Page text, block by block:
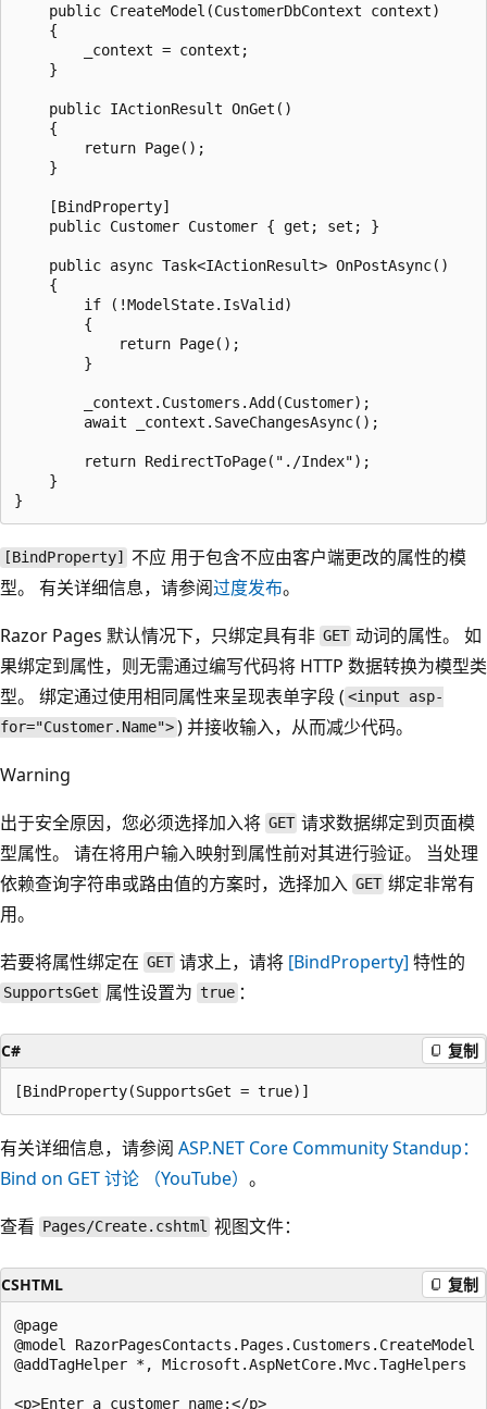
    public CreateModel(CustomerDbContext context)
    {
        _context = context;
    }
    public IActionResult OnGet()
    {
        return Page();
    }
    [BindProperty]
    public Customer Customer { get; set; }
    public async Task<IActionResult> OnPostAsync()
    {
        if (!ModelState.IsValid)
        {
            return Page();
        }
        _context.Customers.Add(Customer);
        await _context.SaveChangesAsync();
        return RedirectToPage("./Index");
    }
[BindProperty]
不应 用于包含不应由客户端更改的属性的模
型。 有关详细信息，请参阅过度发布。
Razor Pages 默认情况下，只绑定具有非 GET 动词的属性。 如
果绑定到属性，则无需通过编写代码将 HTTP 数据转换为模型类
型。 绑定通过使用相同属性来呈现表单字段 ( <input asp-
for="Customer.Name">) 并接收输入，从而减少代码。
Warning
出于安全原因，您必须选择加入将 GET 请求数据绑定到页面模
型属性。 请在将用户输入映射到属性前对其进行验证。 当处理
依赖查询字符串或路由值的方案时，选择加入 GET 绑定非常有
用。
若要将属性绑定在 GET 请求上，请将 [BindProperty] 特性的
SupportsGet 属性设置为true：
C# 复制
有关详细信息，请参阅 ASP.NET Core Community Standup：
Bind on GET 讨论 （YouTube） 。
查看 Pages/Create.cshtml 视图文件：
CSHTML 复制
@page
@model RazorPagesContacts.Pages.Customers.CreateModel
@addTagHelper *, Microsoft.AspNetCore.Mvc.TagHelpers
<p>Enter a customer name:</p>